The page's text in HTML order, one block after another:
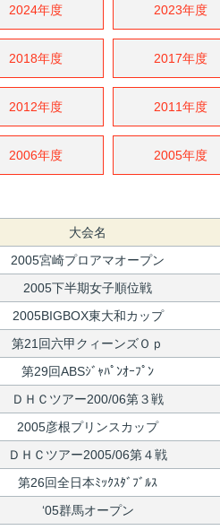
2024年度 2023年度
2018年度 2017年度
2012年度 2011年度
2006年度 2005年度
大会名
2005宮崎プロアマオープン
2005下半期女子順位戦
2005BIGBOX東大和カップ
第21回六甲クィーンズＯｐ
第29回ABSｼﾞｬﾊﾟﾝｵｰﾌﾟﾝ
ＤＨＣツアー200/06第３戦
2005彦根プリンスカップ
ＤＨＣツアー2005/06第４戦
第26回全日本ﾐｯｸｽﾀﾞﾌﾞﾙｽ
‘05群馬オープン